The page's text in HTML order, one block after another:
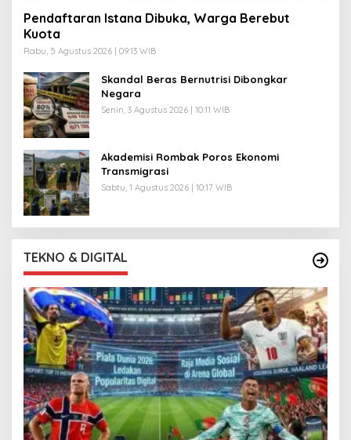
Pendaftaran Istana Dibuka, Warga Berebut
Kuota
Rabu, 5 Agustus 2026 | 09:13 WIB
Skandal Beras Bernutrisi Dibongkar
Negara
Senin, 3 Agustus 2026 | 10:11 WIB
Akademisi Rombak Poros Ekonomi
Transmigrasi
Sabtu, 1 Agustus 2026 | 10:17 WIB
TEKNO & DIGITAL